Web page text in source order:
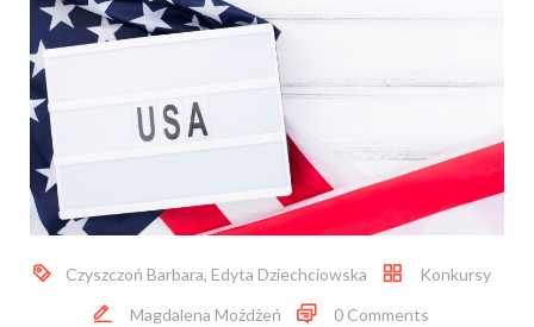
Czyszczoń Barbara, Edyta Dziechciowska
Konkursy
Magdalena Możdżeń
0 Comments